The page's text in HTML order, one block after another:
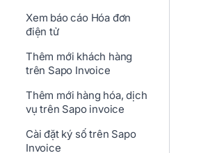
Xem báo cáo Hóa đơn
điện tử
Thêm mới khách hàng
trên Sapo Invoice
Thêm mới hàng hóa, dịch
vụ trên Sapo invoice
Cài đặt ký số trên Sapo
Invoice